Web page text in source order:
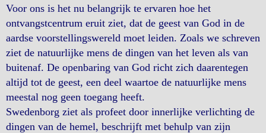
Voor ons is het nu belangrijk te ervaren hoe het
ontvangstcentrum eruit ziet, dat de geest van God in de
aardse voorstellingswereld moet leiden. Zoals we schreven
ziet de natuurlijke mens de dingen van het leven als van
buitenaf. De openbaring van God richt zich daarentegen
altijd tot de geest, een deel waartoe de natuurlijke mens
meestal nog geen toegang heeft.
Swedenborg ziet als profeet door innerlijke verlichting de
dingen van de hemel, beschrijft met behulp van zijn